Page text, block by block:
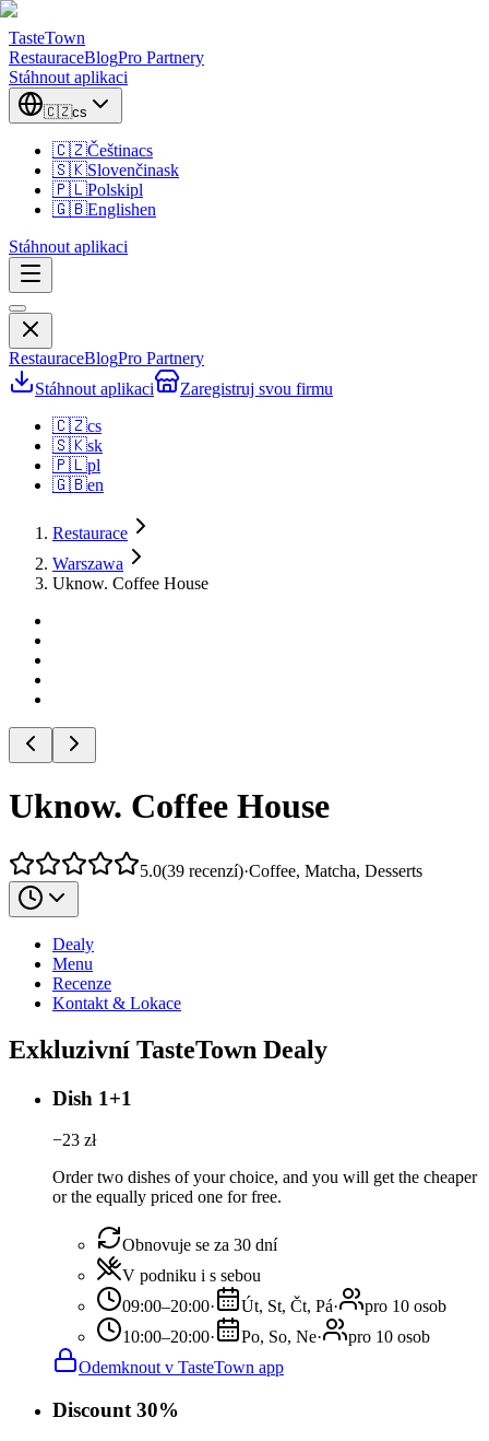
TasteTown
RestauraceBlogPro Partnery
Stáhnout aplikaci
🇨🇿cs
🇨🇿Češtinacs
🇸🇰Slovenčinask
🇵🇱Polskipl
🇬🇧Englishen
Stáhnout aplikaci
RestauraceBlogPro Partnery
Stáhnout aplikaci
Zaregistruj svou firmu
🇨🇿cs
🇸🇰sk
🇵🇱pl
🇬🇧en
Restaurace
Warszawa
Uknow. Coffee House
Uknow. Coffee House
5.0(39 recenzí)·Coffee, Matcha, Desserts
Dealy
Menu
Recenze
Kontakt & Lokace
Exkluzivní TasteTown Dealy
Dish 1+1
−23 zł
Order two dishes of your choice, and you will get the cheaper
or the equally priced one for free.
Obnovuje se za 30 dní
V podniku i s sebou
09:00–20:00· Út, St, Čt, Pá·
pro 10 osob
10:00–20:00· Po, So, Ne·
pro 10 osob
Odemknout v TasteTown app
Discount 30%